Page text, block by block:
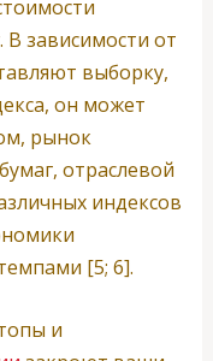
зависимости от
выборку,
он может
рынок
отраслевой
индексов
[5; 6].
и